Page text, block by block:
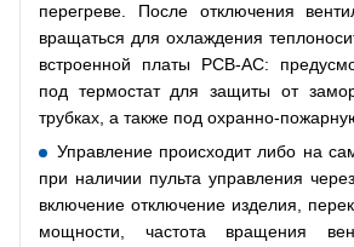
перегреве. После отключения
вращаться для охлаждения
встроенной платы РСВ-АС:
под термостат для защиты от
трубках, а также под охранно-
Управление происходит либо на
при наличии пульта управления
включение отключение изделия,
мощности, частота вращения